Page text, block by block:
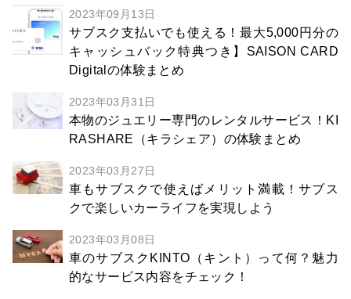
2023年09月13日
サブスク支払いでも使える！最大5,000円分の
キャッシュバック特典つき】SAISON CARD
Digitalの体験まとめ
2023年03月31日
本物のジュエリー専門のレンタルサービス！KI
RASHARE（キラシェア）の体験まとめ
2023年03月27日
車もサブスクで使えばメリット満載！サブス
クで楽しいカーライフを実現しよう
2023年03月08日
車のサブスクKINTO（キント）って何？魅力
的なサービス内容をチェック！